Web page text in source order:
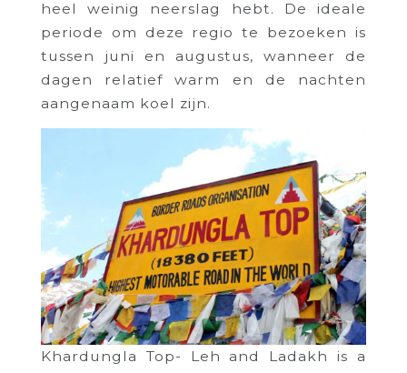
heel weinig neerslag hebt. De ideale
periode om deze regio te bezoeken is
tussen juni en augustus, wanneer de
dagen relatief warm en de nachten
aangenaam koel zijn.
Khardungla Top- Leh and Ladakh is a